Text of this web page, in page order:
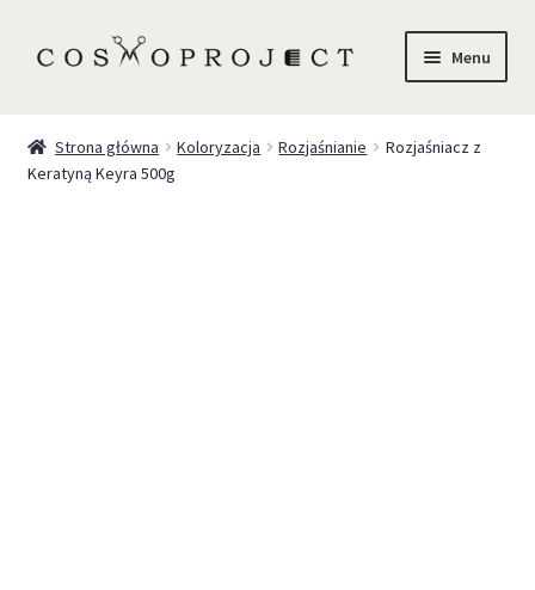
Menu
Marki
Strona główna Koloryzacja Rozjaśnianie
Rozjaśniacz z
Keratyną Keyra 500g